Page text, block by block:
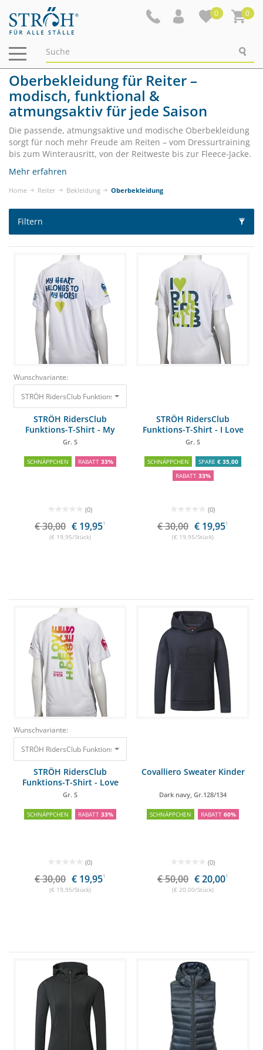
0 0
Navigation
ein-/ausblenden
Oberbekleidung für Reiter –
modisch, funktional &
atmungsaktiv für jede Saison
Die passende, atmungsaktive und modische Oberbekleidung
sorgt für noch mehr Freude am Reiten – vom Dressurtraining
bis zum Winterausritt, von der Reitweste bis zur Fleece-Jacke.
Mehr erfahren
Home Reiter Bekleidung Oberbekleidung
Filtern
Wunschvariante:
STRÖH RidersClub Funktions-T-Shirt - My Heart belongs to my Horse Gr. S
STRÖH RidersClub
Funktions-T-Shirt - My
Heart belongs to my Horse
Gr. S
SCHNÄPPCHEN RABATT 33%
(0)
€ 30,00 € 19,951
(€ 19,95/Stück)
STRÖH RidersClub
Funktions-T-Shirt - I Love
RidersClub
Gr. S
SCHNÄPPCHEN SPARE € 35,00
RABATT 33%
(0)
€ 30,00 € 19,951
(€ 19,95/Stück)
Wunschvariante:
STRÖH RidersClub Funktions-T-Shirt - Love Peace Horses Gr. S
STRÖH RidersClub
Funktions-T-Shirt - Love
Peace Horses
Gr. S
SCHNÄPPCHEN RABATT 33%
(0)
€ 30,00 € 19,951
(€ 19,95/Stück)
Covalliero Sweater Kinder
Dark navy, Gr.128/134
SCHNÄPPCHEN RABATT 60%
(0)
€ 50,00 € 20,001
(€ 20,00/Stück)